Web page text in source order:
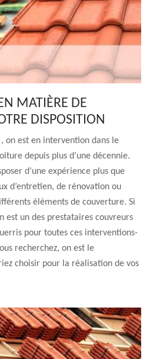
MATIÈRE DE
DISPOSITION
on est en intervention dans le
depuis plus d’une décennie.
d’une expérience plus que
d’entretien, de rénovation ou
éléments de couverture. Si
est un des prestataires couvreurs
pour toutes ces interventions-
recherchez, on est le
choisir pour la réalisation de vos